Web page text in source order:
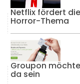
Netflix fördert
Horror-Thema
Groupon
da sein